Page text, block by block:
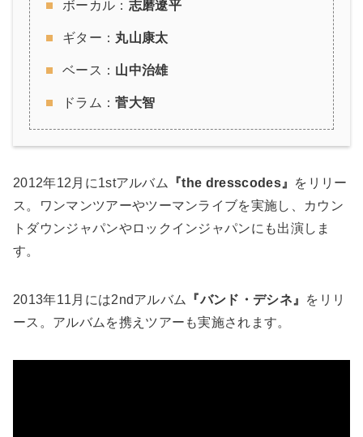
ボーカル： 志磨遼平
ギター： 丸山康太
ベース： 山中治雄
ドラム：菅大智
2012年12月に1stアルバム 『the dresscodes』
をリリー
ス。ワンマンツアーやツーマンライブを実施し、カウン
トダウンジャパンやロックインジャパンにも出演しま
す。
2013年11月には2ndアルバム 『バンド・デシネ』 をリリ
ース。アルバムを携えツアーも実施されます。